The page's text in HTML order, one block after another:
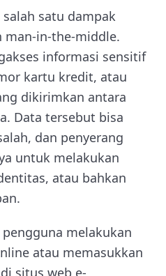
satu dampak
man-in-the-middle.
informasi sensitif
kartu kredit, atau
dikirimkan antara
Data tersebut bisa
dan penyerang
untuk melakukan
atau bahkan
melakukan
atau memasukkan
situs web e-